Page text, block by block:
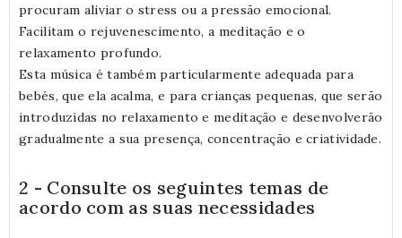
procuram aliviar o stress ou a pressão emocional.
Facilitam o rejuvenescimento, a meditação e o
relaxamento profundo.
Esta música é também particularmente adequada para
bebés, que ela acalma, e para crianças pequenas, que serão
introduzidas no relaxamento e meditação e desenvolverão
gradualmente a sua presença, concentração e criatividade.
2 - Consulte os seguintes temas de
acordo com as suas necessidades